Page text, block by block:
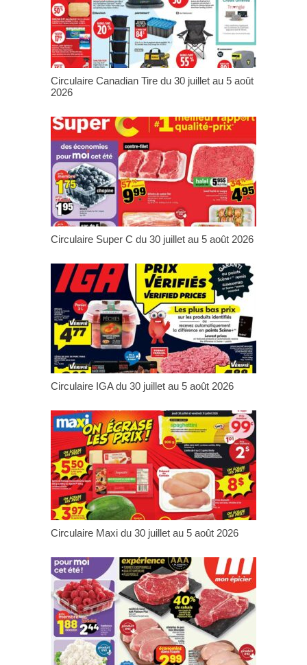
Circulaire Canadian Tire du 30 juillet au 5 août
2026
Circulaire Super C du 30 juillet au 5 août 2026
Circulaire IGA du 30 juillet au 5 août 2026
Circulaire Maxi du 30 juillet au 5 août 2026